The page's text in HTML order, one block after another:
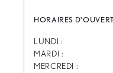
HORAIRES
LUNDI :
MARDI :
MERCREDI :